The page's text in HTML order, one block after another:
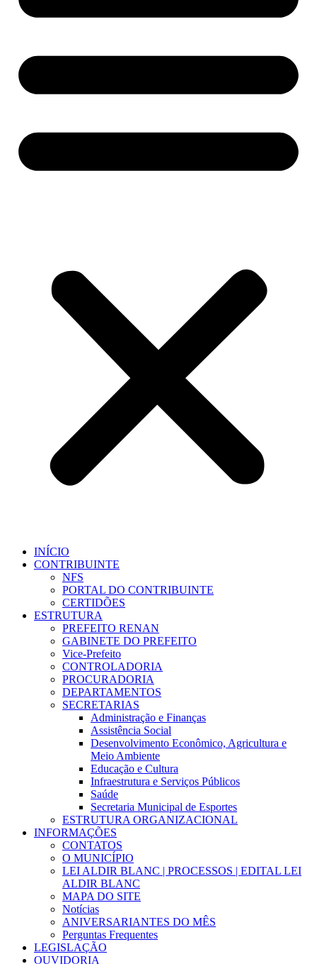
INÍCIO
CONTRIBUINTE
NFS
PORTAL DO CONTRIBUINTE
CERTIDÕES
ESTRUTURA
PREFEITO RENAN
GABINETE DO PREFEITO
Vice-Prefeito
CONTROLADORIA
PROCURADORIA
DEPARTAMENTOS
SECRETARIAS
Administração e Finanças
Assistência Social
Desenvolvimento Econômico, Agricultura e
Meio Ambiente
Educação e Cultura
Infraestrutura e Serviços Públicos
Saúde
Secretaria Municipal de Esportes
ESTRUTURA ORGANIZACIONAL
INFORMAÇÕES
CONTATOS
O MUNICÍPIO
LEI ALDIR BLANC | PROCESSOS | EDITAL LEI
ALDIR BLANC
MAPA DO SITE
Notícias
ANIVERSARIANTES DO MÊS
Perguntas Frequentes
LEGISLAÇÃO
OUVIDORIA